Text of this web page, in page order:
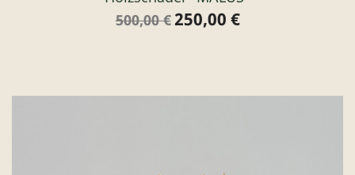
Verkaufspreis
500,00 € Preis
250,00 €